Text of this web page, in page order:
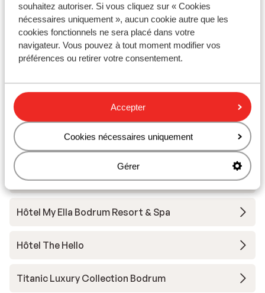
souhaitez autoriser. Si vous cliquez sur « Cookies
nécessaires uniquement », aucun cookie autre que les
cookies fonctionnels ne sera placé dans votre
navigateur. Vous pouvez à tout moment modifier vos
préférences ou retirer votre consentement.
Accepter
Cookies nécessaires uniquement
Gérer
Hôtel Selectum Colours Bodrum
Hôtel Bodrum Holiday Resort
Hôtel Kadikale Resort - Ultra All Inclusive
Hôtel Sami Beach
Hôtel Duja Didim
Hôtel Duja Bodrum
Hôtel My Ella Bodrum Resort & Spa
Hôtel The Hello
Titanic Luxury Collection Bodrum